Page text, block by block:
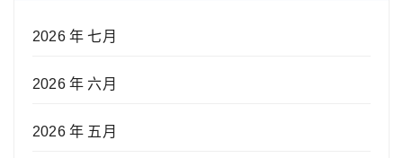
2026 年 七月
2026 年 六月
2026 年 五月